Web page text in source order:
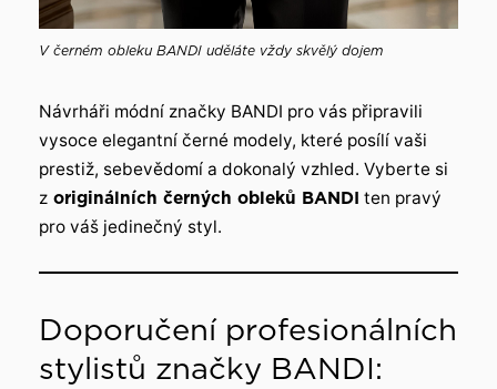
V černém obleku BANDI uděláte vždy skvělý dojem
Návrháři módní značky BANDI pro vás připravili
vysoce elegantní černé modely, které posílí vaši
prestiž, sebevědomí a dokonalý vzhled. Vyberte si
z originálních černých obleků BANDI ten pravý
pro váš jedinečný styl.
Doporučení profesionálních
stylistů značky BANDI: